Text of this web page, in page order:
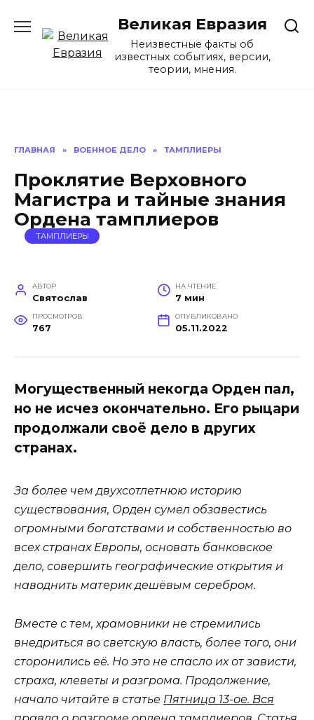
содержанию
Великая Евразия
Неизвестные факты об
известных событиях, версии,
теории, мнения.
ГЛАВНАЯ » ВОЕННОЕ ДЕЛО » ТАМПЛИЕРЫ
Проклятие Верховного
Магистра и тайные знания
Ордена тамплиеров
ТАМПЛИЕРЫ
АВТОР
Святослав
НА ЧТЕНИЕ
7 мин
ПРОСМОТРОВ
767
ОПУБЛИКОВАНО
05.11.2022
Могущественный некогда Орден пал,
но не исчез окончательно. Его рыцари
продолжали своё дело в других
странах.
За более чем двухсотлетнюю историю
существования, Орден сумел обзавестись
огромными богатствами и собственностью во
всех странах Европы, основать банковское
дело, совершить географические открытия и
наводнить материк дешёвым серебром.
Вместе с тем, храмовники не стремились
внедриться во светскую власть, более того, они
сторонились её. Но это не спасло их от зависти,
страха, клеветы и разгрома. Продолжение,
начало читайте в статье Пятница 13-ое. Вся